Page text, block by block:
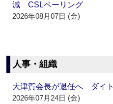
減 CSLベーリング
2026年08月07日 (金)
人事・組織
大津賀会長が退任へ ダイト
2026年07月24日 (金)